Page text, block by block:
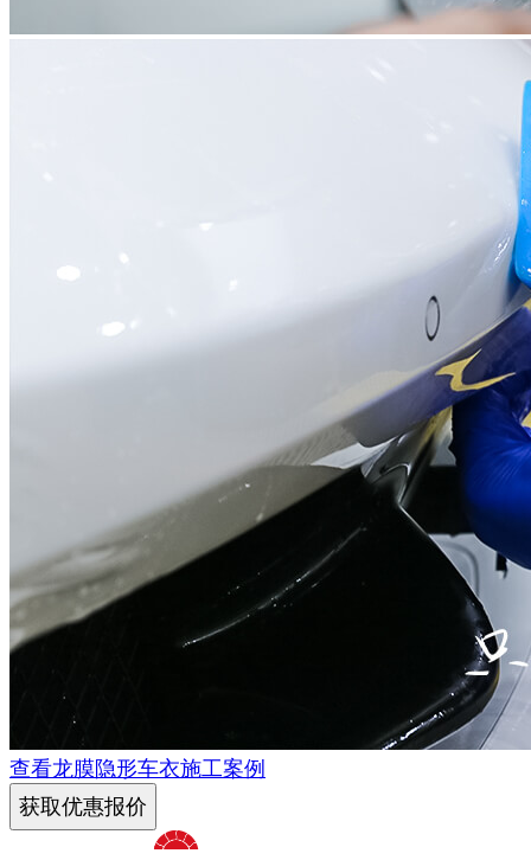
查看龙膜隐形车衣施工案例
获取优惠报价